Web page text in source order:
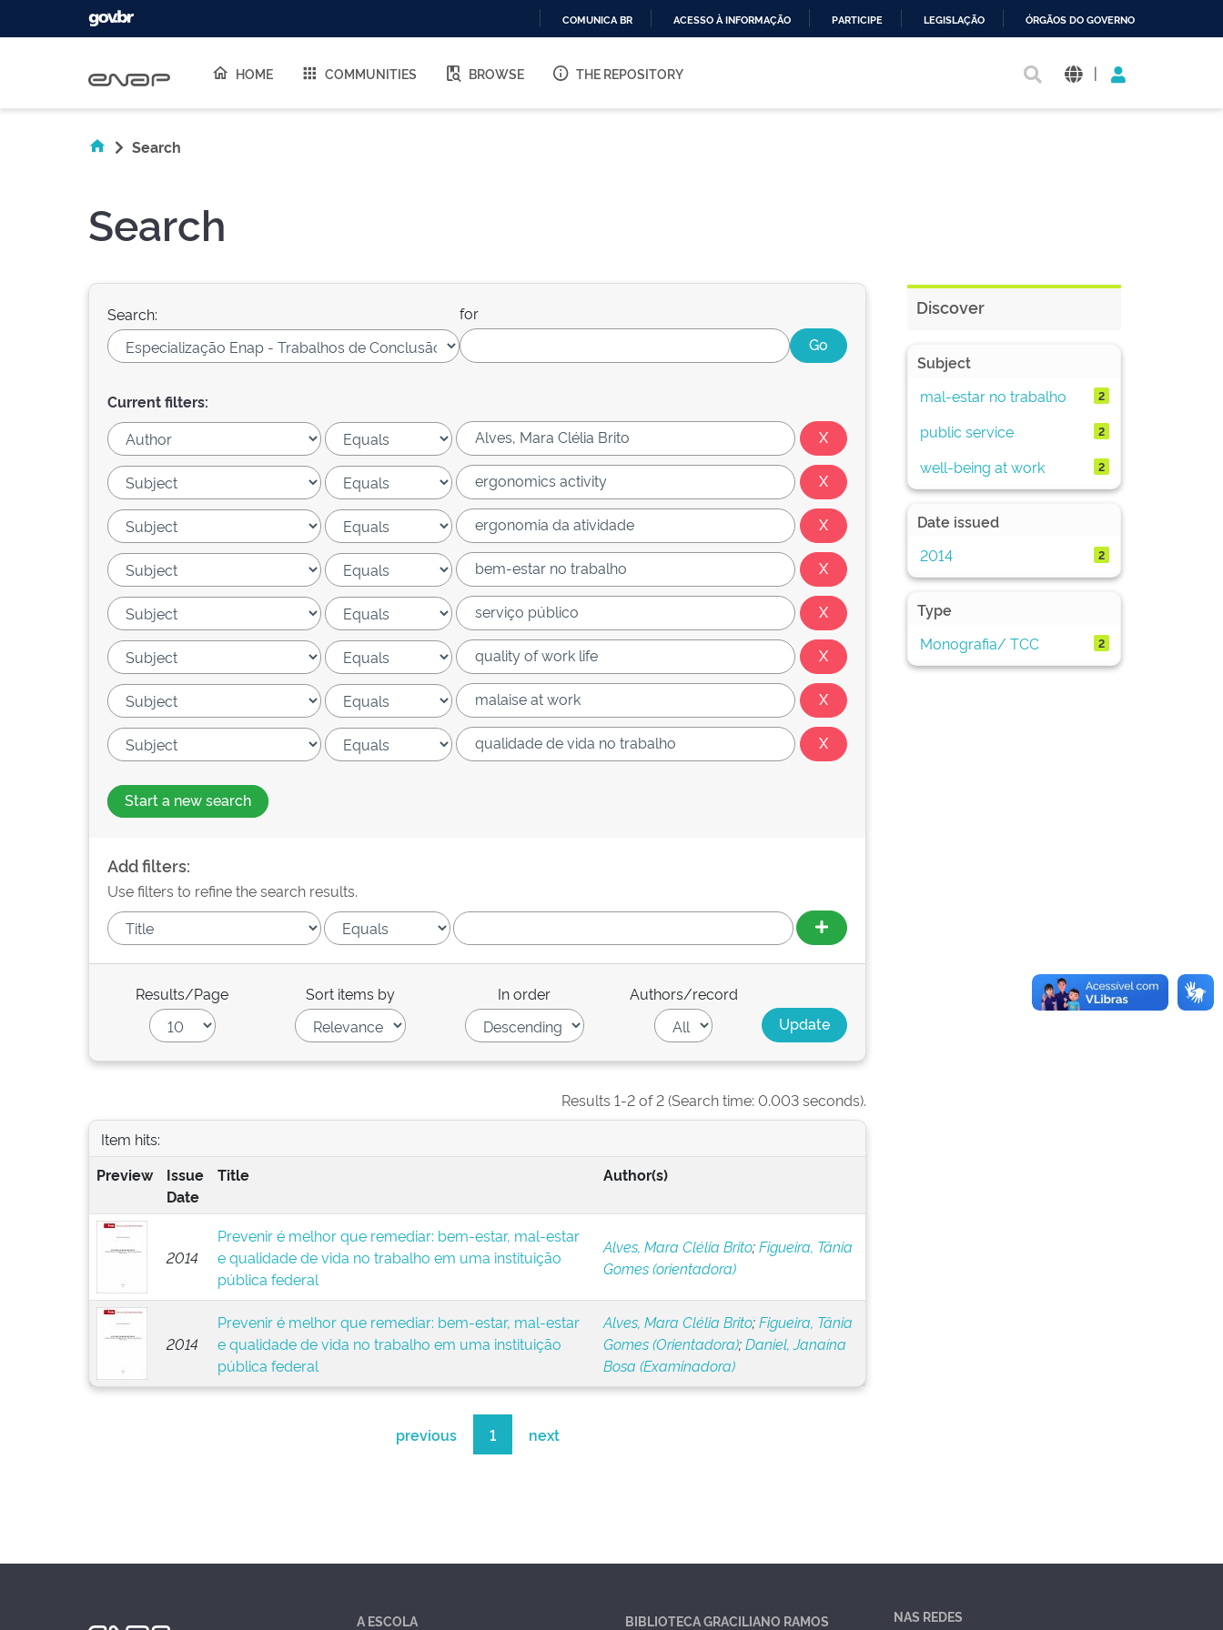
O
COMUNICA BR ACESSO À INFORMAÇÃO PARTICIPE LEGISLAÇÃO ÓRGÃOS DO GOVERNO
HOME COMMUNITIES BROWSE THE REPOSITORY |
Search
Search
Search: for
Current filters:
Start a new search
Add filters:
Use filters to refine the search results.
Results/Page Sort items by In order Authors/record
Results 1-2 of 2 (Search time: 0.003 seconds).
Item hits:
Preview
Issue
Date
Title Author(s)
2014
Prevenir é melhor que remediar: bem-estar, mal-estar
e qualidade de vida no trabalho em uma instituição
pública federal
Alves, Mara Clélia Brito;Figueira, Tânia
Gomes (orientadora)
2014
Prevenir é melhor que remediar: bem-estar, mal-estar
e qualidade de vida no trabalho em uma instituição
pública federal
Alves, Mara Clélia Brito;Figueira, Tânia
Gomes (Orientadora);Daniel, Janaína
Bosa (Examinadora)
previous 1 next
Discover
Subject
mal-estar no trabalho
2
public service 2
well-being at work 2
Date issued
2014
2
Type
Monografia/ TCC
2
A ESCOLA BIBLIOTECA GRACILIANO RAMOS NAS REDES